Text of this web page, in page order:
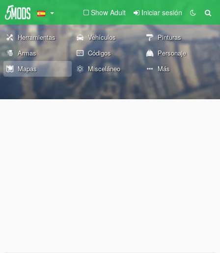
Show Adult Iniciar sesión
Herramientas Vehículos
Pinturas
Armas
Códigos
Personaje
Mapas
Misceláneo Más